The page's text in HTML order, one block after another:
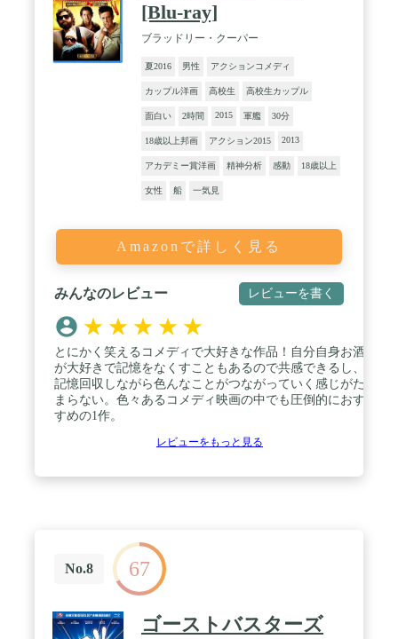
[Blu-ray]
ブラッドリー・クーパー
夏2016 男性 アクションコメディ
カップル洋画 高校生 高校生カップル
面白い 2時間 2015 軍艦 30分
18歳以上邦画 アクション2015 2013
アカデミー賞洋画 精神分析 感動 18歳以上
女性 船 一気見
Amazonで詳しく見る
みんなのレビュー レビューを書く
★ ★ ★ ★ ★
とにかく笑えるコメディで大好きな作品！自分自身お酒
が大好きで記憶をなくすこともあるので共感できるし、
記憶回収しながら色んなことがつながっていく感じがた
まらない。色々あるコメディ映画の中でも圧倒的におす
すめの1作。
レビューをもっと見る
No.8 67
ゴーストバスターズ